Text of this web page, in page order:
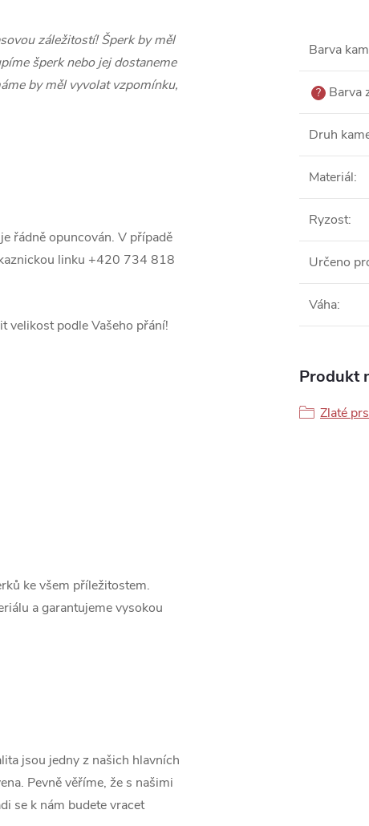
záležitostí! Šperk by měl
šperk nebo jej dostaneme
by měl vyvolat vzpomínku,
řádně opuncován. V případě
linku +420 734 818
velikost podle Vašeho přání!
ke všem příležitostem.
a garantujeme vysokou
jsou jedny z našich hlavních
Pevně věříme, že s našimi
se k nám budete vracet
Barva
? Barva
Druh
Materiál:
Ryzost:
Určeno
Váha:
Produkt
Zlaté